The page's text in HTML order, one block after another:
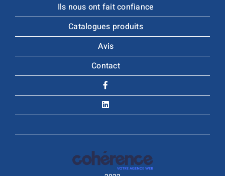
Ils nous ont fait confiance
Catalogues produits
Avis
Contact